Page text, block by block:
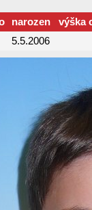
narozen výška
5.5.2006